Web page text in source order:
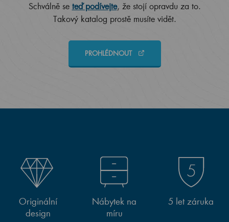
Schválně se teď podívejte, že stojí opravdu za to.
Takový katalog prostě musíte vidět.
PROHLÉDNOUT
Originální
design
Nábytek na
míru
5 let záruka